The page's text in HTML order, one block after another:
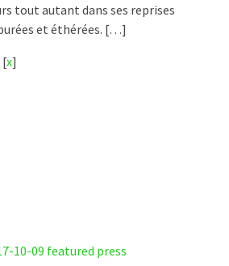
tout autant dans ses reprises
et éthérées. […]
[x]